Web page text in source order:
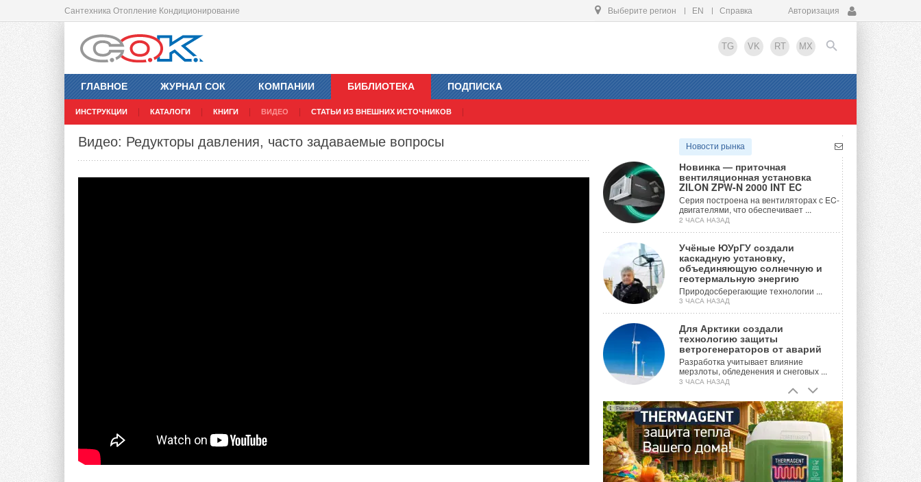
Сантехника Отопление Кондиционирование Выберите регион EN Справка Авторизация
TG VK RT MX
ГЛАВНОЕ ЖУРНАЛ СОК КОМПАНИИ БИБЛИОТЕКА
ИНСТРУКЦИИ КАТАЛОГИ КНИГИ ВИДЕО СТАТЬИ ИЗ ВНЕШНИХ ИСТОЧНИКОВ
ПОДПИСКА
EN
Видео: Редукторы давления, часто задаваемые вопросы Новости рынка
Новинка — приточная
вентиляционная установка
ZILON ZPW-N 2000 INT EC
Серия построена на вентиляторах с EC-
двигателями, что обеспечивает ...
2 ЧАСА НАЗАД
Учёные ЮУрГУ создали
каскадную установку,
объединяющую солнечную и
геотермальную энергию
Природосберегающие технологии ...
3 ЧАСА НАЗАД
Для Арктики создали
технологию защиты
ветрогенераторов от аварий
Разработка учитывает влияние
мерзлоты, обледенения и снеговых ...
3 ЧАСА НАЗАД
Гибридный тепловой насос PV/T
с одним общим испарителем
Исследователи предложили
конструкцию двухисточникового ...
ВЧЕРА
Реклама